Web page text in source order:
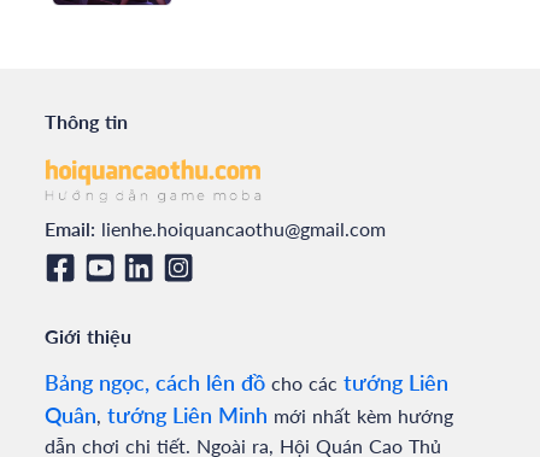
Thông tin
Email: lienhe.hoiquancaothu@gmail.com
Giới thiệu
Bảng ngọc, cách lên đồ cho các tướng Liên
Quân, tướng Liên Minh mới nhất kèm hướng
dẫn chơi chi tiết. Ngoài ra, Hội Quán Cao Thủ